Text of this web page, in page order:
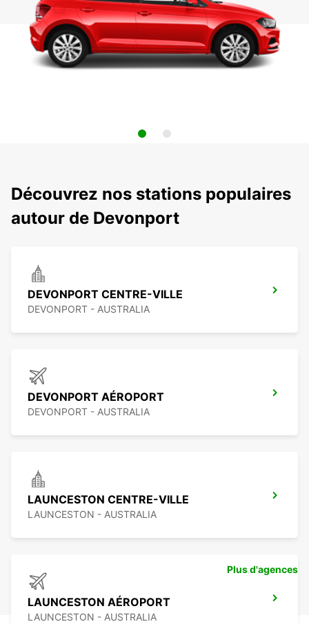
Découvrez nos stations populaires
autour de Devonport
DEVONPORT CENTRE-VILLE
DEVONPORT - AUSTRALIA
DEVONPORT AÉROPORT
DEVONPORT - AUSTRALIA
LAUNCESTON CENTRE-VILLE
LAUNCESTON - AUSTRALIA
LAUNCESTON AÉROPORT
LAUNCESTON - AUSTRALIA
Plus d'agences